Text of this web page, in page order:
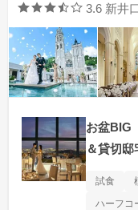
口コミ評
3.6 新井
お盆BIG
＆貸切
試食
ハーフコ